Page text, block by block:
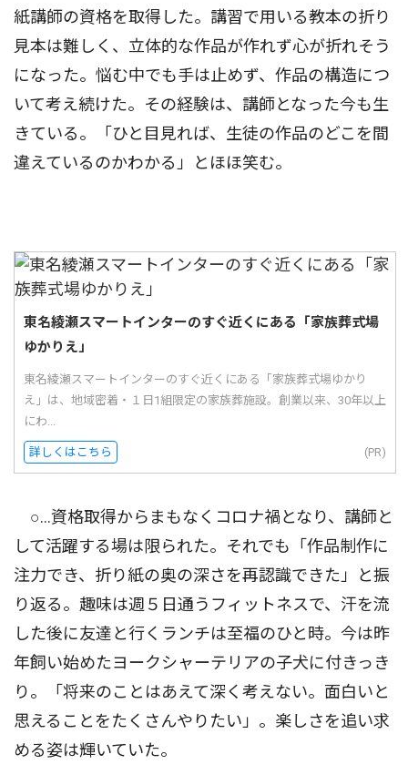
紙講師の資格を取得した。講習で用いる教本の折り
見本は難しく、立体的な作品が作れず心が折れそう
になった。悩む中でも手は止めず、作品の構造につ
いて考え続けた。その経験は、講師となった今も生
きている。「ひと目見れば、生徒の作品のどこを間
違えているのかわかる」とほほ笑む。
東名綾瀬スマートインターのすぐ近くにある「家族葬式場
ゆかりえ」
東名綾瀬スマートインターのすぐ近くにある「家族葬式場ゆかり
え」は、地域密着・１日1組限定の家族葬施設。創業以来、30年以上
にわ...
詳しくはこちら (PR)
○…資格取得からまもなくコロナ禍となり、講師と
して活躍する場は限られた。それでも「作品制作に
注力でき、折り紙の奥の深さを再認識できた」と振
り返る。趣味は週５日通うフィットネスで、汗を流
した後に友達と行くランチは至福のひと時。今は昨
年飼い始めたヨークシャーテリアの子犬に付きっき
り。「将来のことはあえて深く考えない。面白いと
思えることをたくさんやりたい」。楽しさを追い求
める姿は輝いていた。